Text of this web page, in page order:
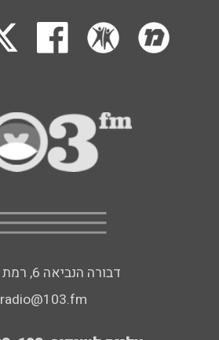
דבורה הנביאה 6, רמת השרון
radio@103.fm